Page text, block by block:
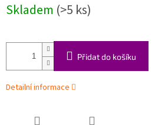
cena:
Skladem (>5 ks)
Přidat do košíku
Detailní informace